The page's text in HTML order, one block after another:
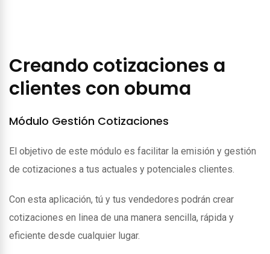
Creando cotizaciones a
clientes con obuma
Módulo Gestión Cotizaciones
El objetivo de este módulo es facilitar la emisión y gestión
de cotizaciones a tus actuales y potenciales clientes.
Con esta aplicación, tú y tus vendedores podrán crear
cotizaciones en linea de una manera sencilla, rápida y
eficiente desde cualquier lugar.